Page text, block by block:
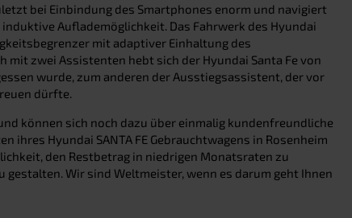
bei Einbindung des Smartphones enorm und navigiert
Auflademöglichkeit. Das Fahrwerk des Hyundai
mit adaptiver Einhaltung des
zwei Assistenten hebt sich der Hyundai Santa Fe von
wurde, zum anderen der Ausstiegsassistent, der vor
dürfte.
können sich noch dazu über einmalig kundenfreundliche
ihres Hyundai SANTA FE Gebrauchtwagens in Rosenheim
den Restbetrag in niedrigen Monatsraten zu
Wir sind Weltmeister, wenn es darum geht Ihnen